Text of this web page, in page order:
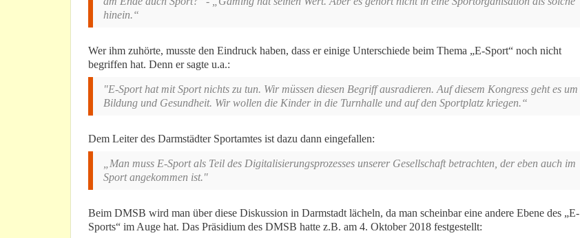
hinein.“
Wer ihm zuhörte, musste den Eindruck haben, dass er einige Unterschiede beim Thema „E-Sport“ noch nicht
begriffen hat. Denn er sagte u.a.:
"E-Sport hat mit Sport nichts zu tun. Wir müssen diesen Begriff ausradieren. Auf diesem Kongress geht es um
Bildung und Gesundheit. Wir wollen die Kinder in die Turnhalle und auf den Sportplatz kriegen.“
Dem Leiter des Darmstädter Sportamtes ist dazu dann eingefallen:
„Man muss E-Sport als Teil des Digitalisierungsprozesses unserer Gesellschaft betrachten, der eben auch im
Sport angekommen ist."
Beim DMSB wird man über diese Diskussion in Darmstadt lächeln, da man scheinbar eine andere Ebene des „E-
Sports“ im Auge hat. Das Präsidium des DMSB hatte z.B. am 4. Oktober 2018 festgestellt: